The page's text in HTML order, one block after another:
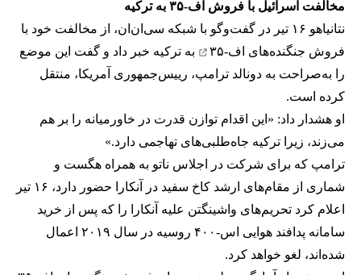
مخالفت اسرائیل با فروش اف-۳۵ به ترکیه
نتانیاهو ۱۶ تیر در گفت‌وگو با شبکه سی‌ان‌ان، از مخالفت خود با
فروش جنگنده‌های اف-۳۵
به ترکیه خبر داد و گفت این موضع
را به‌صراحت به دونالد ترامپ، رییس‌جمهوری آمریکا، منتقل
کرده است.
او هشدار داد: «این اقدام توازن قدرت در خاورمیانه را بر هم
می‌زند، زیرا ترکیه جاه‌طلبی‌های تهاجمی دارد.»
ترامپ که برای شرکت در اجلاس ناتو به همراه هگست و
شماری از مقام‌های ارشد کاخ سفید در آنکارا حضور دارد، ۱۶ تیر
اعلام کرد تحریم‌های واشینگتن علیه آنکارا را که پس از خرید
سامانه پدافند هوایی اس-۴۰۰ روسیه در سال ۲۰۱۹ اعمال
شده‌اند، لغو خواهد کرد.